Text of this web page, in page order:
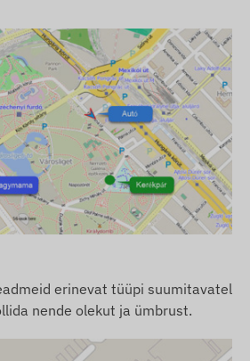
tundlikkusega GNSS-antenn
mõeldud LED-ekraanid
unerežiimi ja ärkveloleku
funktsioon on aktiveeritud)
lahkumine, saabumine
jalgratta gps-jälgija
erinevat tüüpi suumitavatel
nende olekut ja ümbrust.